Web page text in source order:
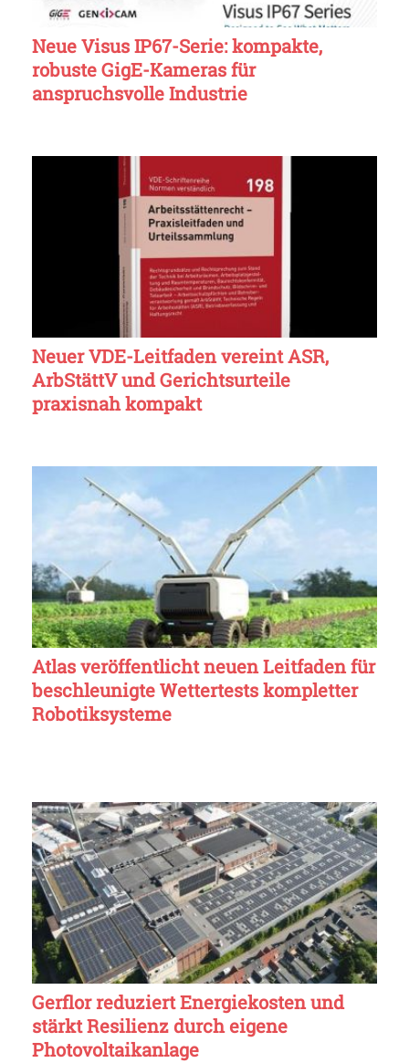
Neue Visus IP67-Serie: kompakte,
robuste GigE-Kameras für
anspruchsvolle Industrie
Neuer VDE-Leitfaden vereint ASR,
ArbStättV und Gerichtsurteile
praxisnah kompakt
Atlas veröffentlicht neuen Leitfaden für
beschleunigte Wettertests kompletter
Robotiksysteme
Gerflor reduziert Energiekosten und
stärkt Resilienz durch eigene
Photovoltaikanlage